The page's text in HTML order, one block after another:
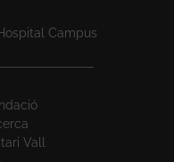
Campus
Vall